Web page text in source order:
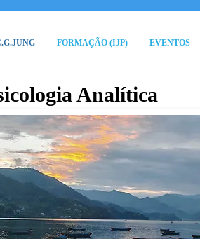
FORMAÇÃO (IJP) EVENTOS
Analítica